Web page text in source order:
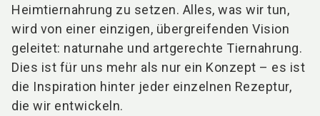
Heimtiernahrung zu setzen. Alles, was wir tun,
wird von einer einzigen, übergreifenden Vision
geleitet: naturnahe und artgerechte Tiernahrung.
Dies ist für uns mehr als nur ein Konzept – es ist
die Inspiration hinter jeder einzelnen Rezeptur,
die wir entwickeln.